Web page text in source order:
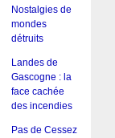
Nostalgies de
mondes
détruits
Landes de
Gascogne : la
face cachée
des incendies
Pas de Cessez